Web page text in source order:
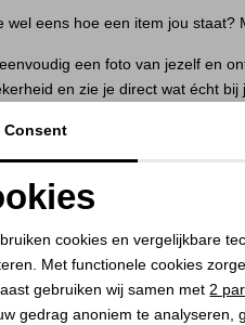
wel eens hoe een item jou staat?
een foto van jezelf en
en zie je direct wat écht bij
VOORDAT JE KOOPT.
HET
je foto
item
het item dat je wilt passen.
Analytische cookies
Consent
cookies en vergelijkbare
Met functionele cookies
gebruiken wij samen met 2
gedrag anoniem te analyseren,